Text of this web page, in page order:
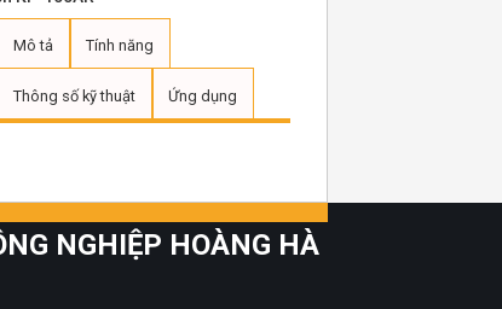
Mô tả Tính năng
Thông số kỹ thuật Ứng dụng
NGHIỆP HOÀNG HÀ